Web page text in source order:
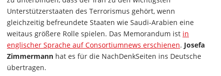
Unterstützerstaaten des Terrorismus gehört, wenn
gleichzeitig befreundete Staaten wie Saudi-Arabien eine
weitaus größere Rolle spielen. Das Memorandum ist in
englischer Sprache auf Consortiumnews erschienen. Josefa
Zimmermann hat es für die NachDenkSeiten ins Deutsche
übertragen.